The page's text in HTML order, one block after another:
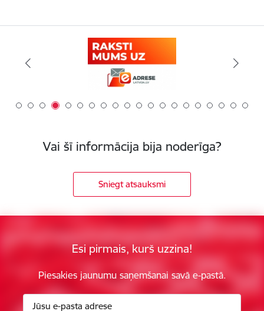
Vai šī informācija bija noderīga?
Sniegt atsauksmi
Esi pirmais, kurš uzzina!
Piesakies jaunumu saņemšanai savā e-pastā.